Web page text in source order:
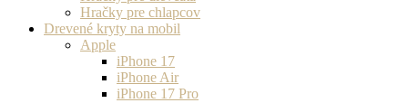
Hračky pre chlapcov
Drevené kryty na mobil
Apple
iPhone 17
iPhone Air
iPhone 17 Pro